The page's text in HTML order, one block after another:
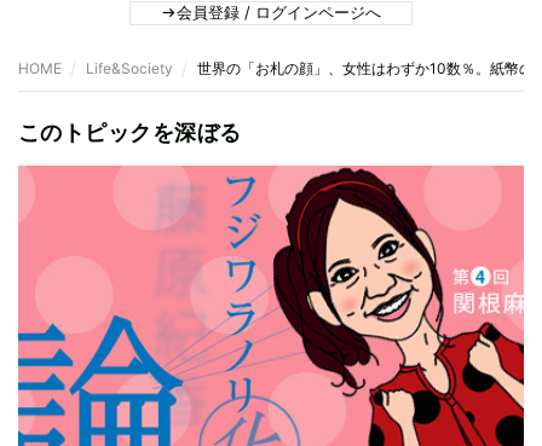
会員登録 / ログインページへ
HOME Life&Society 世界の「お札の顔」、女性はわずか10数％。紙幣
このトピックを深ぼる